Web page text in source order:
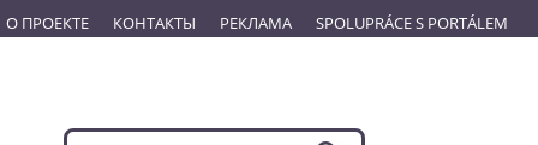
О ПРОЕКТЕ КОНТАКТЫ РЕКЛАМА SPOLUPRÁCE S PORTÁLEM